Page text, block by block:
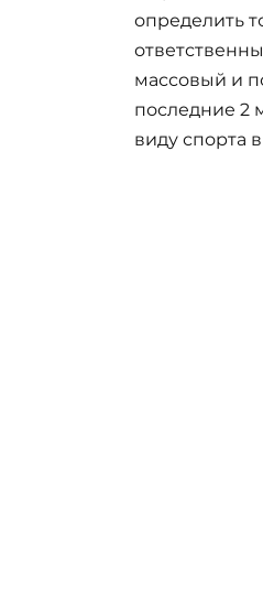
определить
массовый и
последние 2
виду спорта